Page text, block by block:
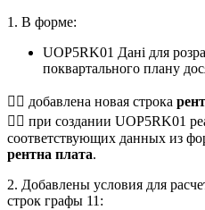
1. В форме:
UOP5RK01 Дані для
поквартального плану
 добавлена новая строка
 при создании UOP5RK01
соответствующих данных из
рентна плата.
2. Добавлены условия для
строк графы 11: